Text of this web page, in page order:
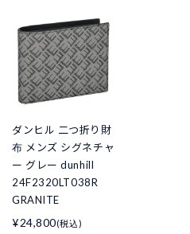
ダンヒル 二つ折り財
布 メンズ シグネチャ
ー グレー dunhill
24F2320LT038R
GRANITE
¥24,800(税込)